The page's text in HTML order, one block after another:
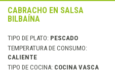
CABRACHO EN SALSA
BILBAÍNA
TIPO DE PLATO: PESCADO
TEMPERATURA DE CONSUMO:
CALIENTE
TIPO DE COCINA: COCINA VASCA